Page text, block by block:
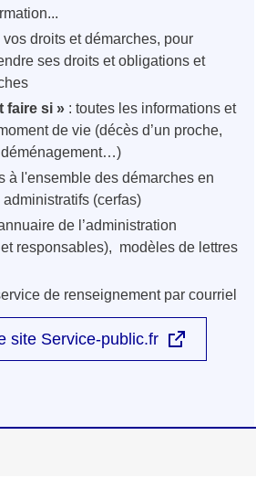
vos droits et démarches, pour
ses droits et obligations et
faire si » : toutes les informations et
de vie (décès d’un proche,
déménagement…)
à l'ensemble des démarches en
administratifs (cerfas)
de l’administration
responsables), modèles de lettres
de renseignement par courriel
site Service-public.fr